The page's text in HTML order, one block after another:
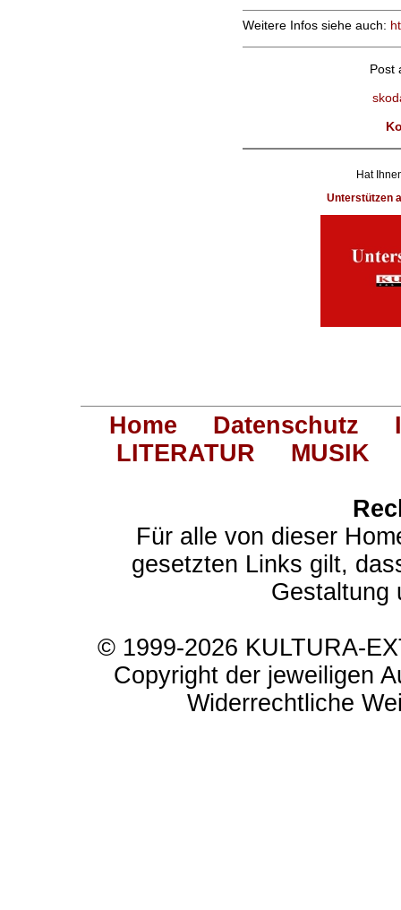
Weitere Infos siehe auch:
Post
Hat
Unterstützen
Home Datenschutz
LITERATUR
MUSIK
Für alle von dieser
gesetzten Links gilt,
Gestaltung
© 1999-2026 KULTURA-
Copyright der jeweiligen
Widerrechtliche